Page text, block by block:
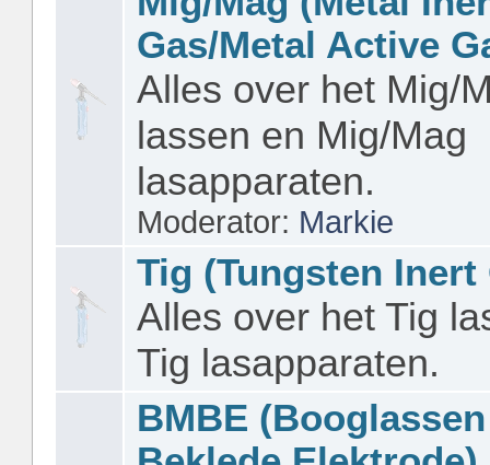
Gas/Metal Active
Alles over het Mig/
lassen en Mig/Mag
lasapparaten.
Moderator: Markie
Tig (Tungsten Inert
Alles over het Tig
Tig lasapparaten.
BMBE